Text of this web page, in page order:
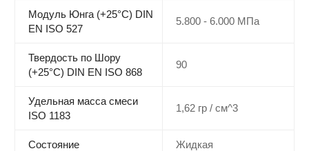
Модуль Юнга (+25°C) DIN
EN ISO 527
5.800 - 6.000 МПа
Твердость по Шору
(+25°C) DIN EN ISO 868
90
Удельная масса смеси
ISO 1183
1,62 гр / см^3
Состояние Жидкая